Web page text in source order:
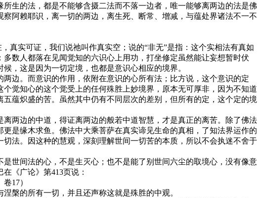
的法，都是不能够含摄二法而不落一边者，唯一能够离两边的法是佛
阿赖耶识，离一切的两边，离生死、断常、增减，与蕴处界诸法不一不
实可证，我们说祂叫作真实空；说的“非无”是指：这个实相法有真如
数人都落在见闻觉知的六识心上用功，打坐修定虽然能让妄想暂时伏
，这是因为一切定境，也都是意识心相应的境界。
。而意识的作用，依附在意识的心所有法；比方说，这个意识的定
觉知心的这个觉受上的任何殊胜上妙境界，原本无可厚非，因为不知道
蕴炽盛的苦。虽然其中仍有不同层次的差别，但所有的定，这个定的境
边的中道，得证离两边的般若中道智慧，才是真正的离苦。除了佛法
是缘木求鱼。佛法中大乘菩萨在真实谛见生命的真相，了知法界运作的
法。因这种的慧观，深刻理解世间一切苦的本质，所以不会执迷不舍于
间法的心，不是生灭心；也不是能了别世间六尘的取境心，没有像意
《广论》第413页说：
17）
槃的所有一切，并且还声称这就是殊胜的中观。